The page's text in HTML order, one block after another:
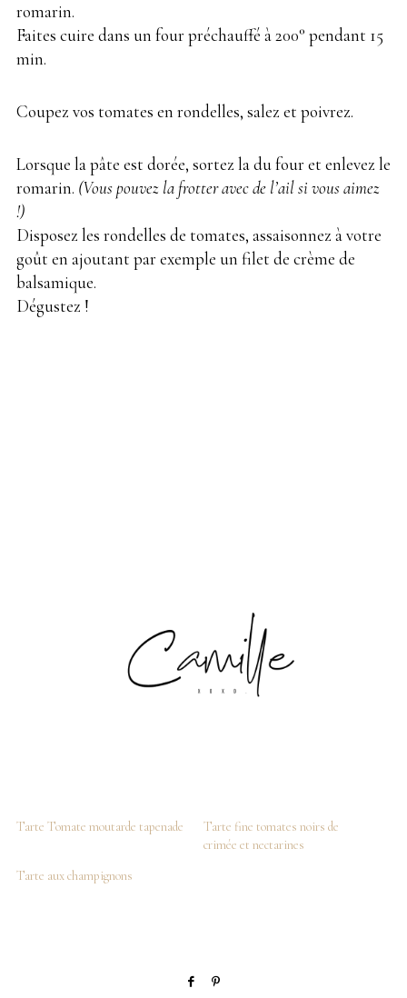
romarin.
Faites cuire dans un four préchauffé à 200° pendant 15
min.
Coupez vos tomates en rondelles, salez et poivrez.
Lorsque la pâte est dorée, sortez la du four et enlevez le
romarin. (Vous pouvez la frotter avec de l’ail si vous aimez
!)
Disposez les rondelles de tomates, assaisonnez à votre
goût en ajoutant par exemple un filet de crème de
balsamique.
Dégustez !
Tarte Tomate moutarde tapenade
Tarte fine tomates noirs de
crimée et nectarines
Tarte aux champignons